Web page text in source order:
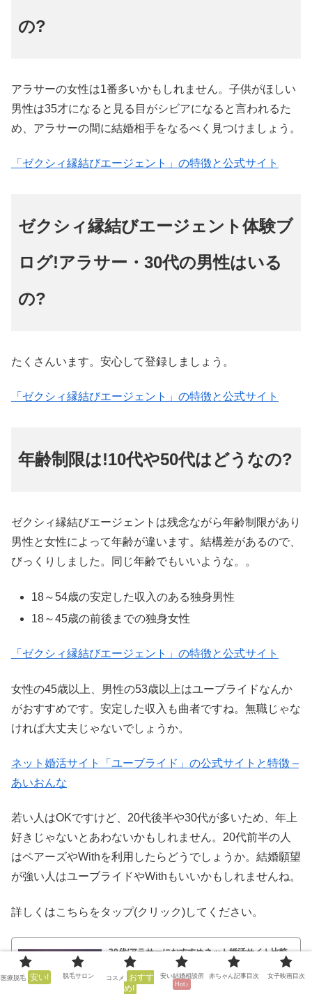
の?
アラサーの女性は1番多いかもしれません。子供がほしい
男性は35才になると見る目がシビアになると言われるた
め、アラサーの間に結婚相手をなるべく見つけましょう。
「ゼクシィ縁結びエージェント」の特徴と公式サイト
ゼクシィ縁結びエージェント体験ブ
ログ!アラサー・30代の男性はいる
の?
たくさんいます。安心して登録しましょう。
「ゼクシィ縁結びエージェント」の特徴と公式サイト
年齢制限は!10代や50代はどうなの?
ゼクシィ縁結びエージェントは残念ながら年齢制限があり
男性と女性によって年齢が違います。結構差があるので、
びっくりしました。同じ年齢でもいいような。。
18～54歳の安定した収入のある独身男性
18～45歳の前後までの独身女性
「ゼクシィ縁結びエージェント」の特徴と公式サイト
女性の45歳以上、男性の53歳以上はユーブライドなんか
がおすすめです。安定した収入も曲者ですね。無職じゃな
ければ大丈夫じゃないでしょうか。
ネット婚活サイト「ユーブライド」の公式サイトと特徴 –
あいおんな
若い人はOKですけど、20代後半や30代が多いため、年上
好きじゃないとあわないかもしれません。20代前半の人
はペアーズやWithを利用したらどうでしょうか。結婚願望
が強い人はユーブライドやWithもいいかもしれませんね。
詳しくはこちらをタップ(クリック)してください。
30代/アラサーにおすすめネット婚活サイト比較
(会員数が多くて安いのは?)
ネット婚活からリアルまで有名な恋活・婚活サイトを全部
まとめていきますね。結婚したい人向けのおすすめランキ
ングです。あたしが実際に潜入してきたので詳しく書けま
医療脱毛 安い! 脱毛サロン コスメ
おすす
め!
安い結婚相談所
Hot♪
赤ちゃん記事目次 女子映画目次